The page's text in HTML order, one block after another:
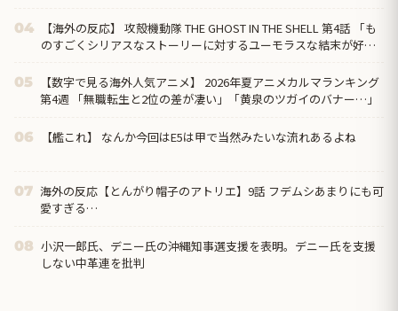
04
【海外の反応】 攻殻機動隊 THE GHOST IN THE SHELL 第4話 「も
のすごくシリアスなストーリーに対するユーモラスな結末が好
05
【数字で見る海外人気アニメ】 2026年夏アニメカルマランキング
第4週 「無職転生と2位の差が凄い」「黄泉のツガイのバナー…」
06 【艦これ】 なんか今回はE5は甲で当然みたいな流れあるよね
07 海外の反応【とんがり帽子のアトリエ】9話 フデムシあまりにも可
愛すぎる…
08 小沢一郎氏、デニー氏の沖縄知事選支援を表明。デニー氏を支援
しない中革連を批判